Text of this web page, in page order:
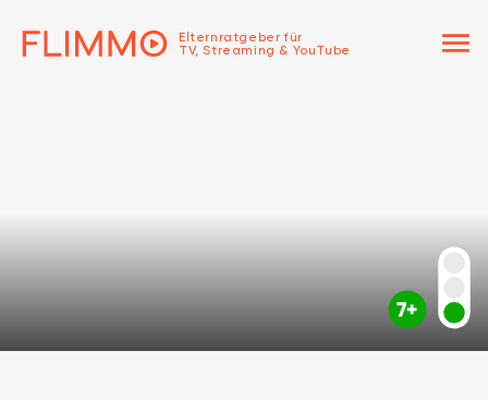
Elternratgeber für
TV, Streaming & YouTube
menu